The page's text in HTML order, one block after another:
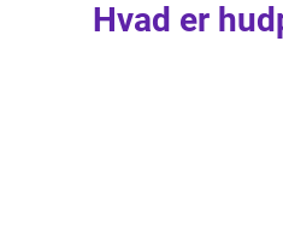
Hvad er